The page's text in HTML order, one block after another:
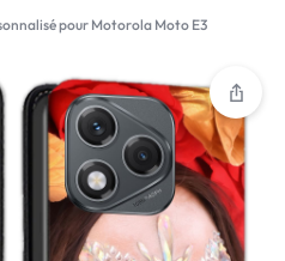
pour Motorola Moto E3